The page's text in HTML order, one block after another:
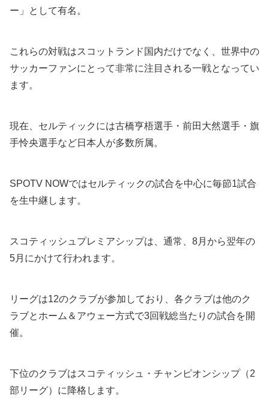
ー」として有名。
これらの対戦はスコットランド国内だけでなく、世界中の
サッカーファンにとって非常に注目される一戦となってい
ます。
現在、セルティックには古橋亨梧選手・前田大然選手・旗
手怜央選手など日本人が多数所属。
SPOTV NOWではセルティックの試合を中心に毎節1試合
を生中継します。
スコティッシュプレミアシップは、通常、8月から翌年の
5月にかけて行われます。
リーグは12のクラブが参加しており、各クラブは他のク
ラブとホーム＆アウェー方式で3回戦総当たりの試合を開
催。
下位のクラブはスコティッシュ・チャンピオンシップ（2
部リーグ）に降格します。